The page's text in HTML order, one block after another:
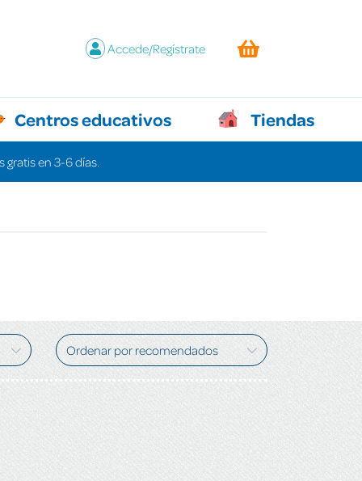
Accede/Regístrate
Centros educativos Tiendas
gratis en 3-6 días.